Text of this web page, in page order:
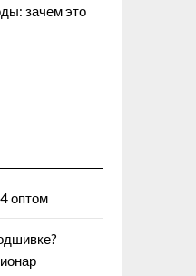
зачем это
оптом